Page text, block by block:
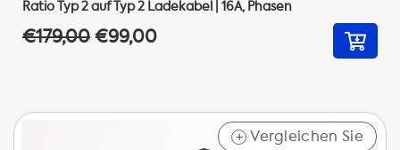
Ratio Typ 2 auf Typ 2 Ladekabel | 16A, Phasen
€179,00€99,00
+ Vergleichen Sie